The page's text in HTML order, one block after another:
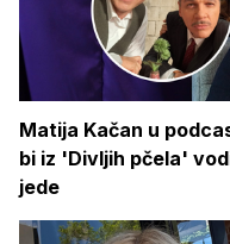
Matija Kačan u
bi iz 'Divljih pčela'
jede